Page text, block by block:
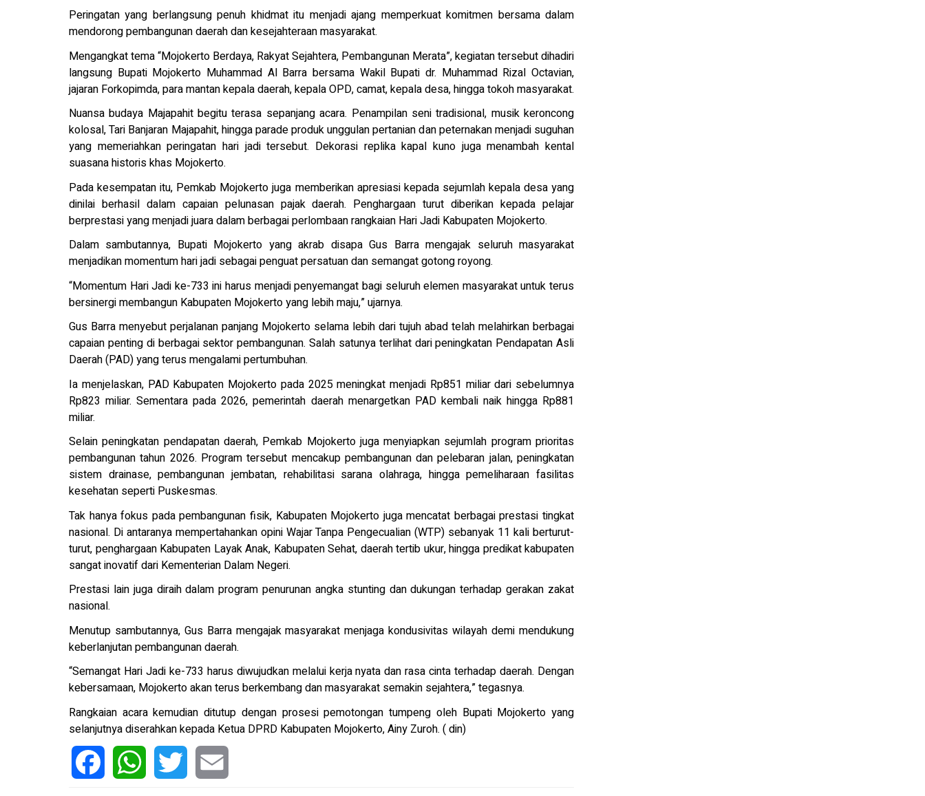
Peringatan yang berlangsung penuh khidmat itu menjadi ajang memperkuat komitmen bersama dalam
mendorong pembangunan daerah dan kesejahteraan masyarakat.
Mengangkat tema “Mojokerto Berdaya, Rakyat Sejahtera, Pembangunan Merata”, kegiatan tersebut dihadiri
langsung Bupati Mojokerto Muhammad Al Barra bersama Wakil Bupati dr. Muhammad Rizal Octavian,
jajaran Forkopimda, para mantan kepala daerah, kepala OPD, camat, kepala desa, hingga tokoh masyarakat.
Nuansa budaya Majapahit begitu terasa sepanjang acara. Penampilan seni tradisional, musik keroncong
kolosal, Tari Banjaran Majapahit, hingga parade produk unggulan pertanian dan peternakan menjadi suguhan
yang memeriahkan peringatan hari jadi tersebut. Dekorasi replika kapal kuno juga menambah kental
suasana historis khas Mojokerto.
Pada kesempatan itu, Pemkab Mojokerto juga memberikan apresiasi kepada sejumlah kepala desa yang
dinilai berhasil dalam capaian pelunasan pajak daerah. Penghargaan turut diberikan kepada pelajar
berprestasi yang menjadi juara dalam berbagai perlombaan rangkaian Hari Jadi Kabupaten Mojokerto.
Dalam sambutannya, Bupati Mojokerto yang akrab disapa Gus Barra mengajak seluruh masyarakat
menjadikan momentum hari jadi sebagai penguat persatuan dan semangat gotong royong.
“Momentum Hari Jadi ke-733 ini harus menjadi penyemangat bagi seluruh elemen masyarakat untuk terus
bersinergi membangun Kabupaten Mojokerto yang lebih maju,” ujarnya.
Gus Barra menyebut perjalanan panjang Mojokerto selama lebih dari tujuh abad telah melahirkan berbagai
capaian penting di berbagai sektor pembangunan. Salah satunya terlihat dari peningkatan Pendapatan Asli
Daerah (PAD) yang terus mengalami pertumbuhan.
Ia menjelaskan, PAD Kabupaten Mojokerto pada 2025 meningkat menjadi Rp851 miliar dari sebelumnya
Rp823 miliar. Sementara pada 2026, pemerintah daerah menargetkan PAD kembali naik hingga Rp881
miliar.
Selain peningkatan pendapatan daerah, Pemkab Mojokerto juga menyiapkan sejumlah program prioritas
pembangunan tahun 2026. Program tersebut mencakup pembangunan dan pelebaran jalan, peningkatan
sistem drainase, pembangunan jembatan, rehabilitasi sarana olahraga, hingga pemeliharaan fasilitas
kesehatan seperti Puskesmas.
Tak hanya fokus pada pembangunan fisik, Kabupaten Mojokerto juga mencatat berbagai prestasi tingkat
nasional. Di antaranya mempertahankan opini Wajar Tanpa Pengecualian (WTP) sebanyak 11 kali berturut-
turut, penghargaan Kabupaten Layak Anak, Kabupaten Sehat, daerah tertib ukur, hingga predikat kabupaten
sangat inovatif dari Kementerian Dalam Negeri.
Prestasi lain juga diraih dalam program penurunan angka stunting dan dukungan terhadap gerakan zakat
nasional.
Menutup sambutannya, Gus Barra mengajak masyarakat menjaga kondusivitas wilayah demi mendukung
keberlanjutan pembangunan daerah.
“Semangat Hari Jadi ke-733 harus diwujudkan melalui kerja nyata dan rasa cinta terhadap daerah. Dengan
kebersamaan, Mojokerto akan terus berkembang dan masyarakat semakin sejahtera,” tegasnya.
Rangkaian acara kemudian ditutup dengan prosesi pemotongan tumpeng oleh Bupati Mojokerto yang
selanjutnya diserahkan kepada Ketua DPRD Kabupaten Mojokerto, Ainy Zuroh. ( din)